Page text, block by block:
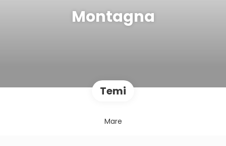
Montagna
Temi
Mare